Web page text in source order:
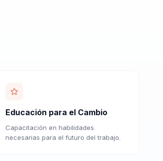
Educación para el Cambio
Capacitación en habilidades
necesarias para el futuro del trabajo.